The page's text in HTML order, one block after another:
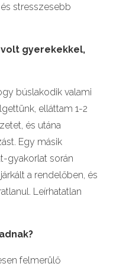
stresszesebb
gyerekekkel,
búslakodik valami
elláttam 1-2
és utána
Egy másik
gyakorlat során
a rendelőben, és
Leírhatatlan
felmerülő